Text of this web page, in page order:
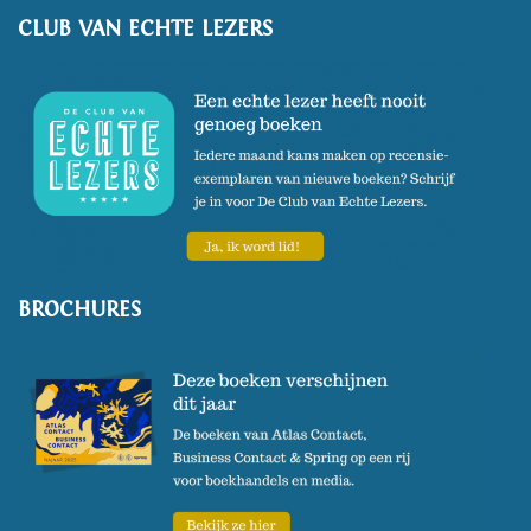
CLUB VAN ECHTE LEZERS
BROCHURES